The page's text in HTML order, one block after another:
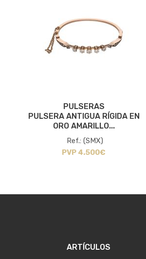
PULSERAS
PULSERA ANTIGUA RÍGIDA EN
ORO AMARILLO...
Ref.: (SMX)
PVP 4.500€
ARTÍCULOS